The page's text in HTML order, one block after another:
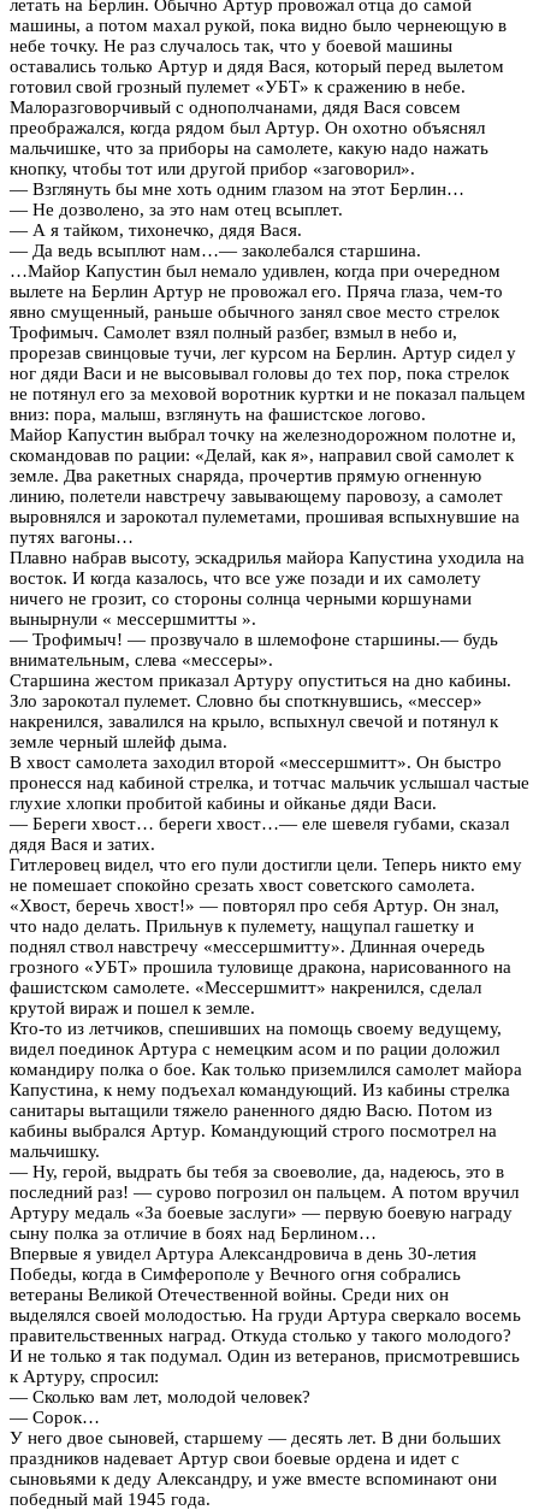
летать на Берлин. Обычно Артур провожал отца до самой
машины, а потом махал рукой, пока видно было чернеющую в
небе точку. Не раз случалось так, что у боевой машины
оставались только Артур и дядя Вася, который перед вылетом
готовил свой грозный пулемет «УБТ» к сражению в небе.
Малоразговорчивый с однополчанами, дядя Вася совсем
преображался, когда рядом был Артур. Он охотно объяснял
мальчишке, что за приборы на самолете, какую надо нажать
кнопку, чтобы тот или другой прибор «заговорил».
— Взглянуть бы мне хоть одним глазом на этот Берлин…
— Не дозволено, за это нам отец всыплет.
— А я тайком, тихонечко, дядя Вася.
— Да ведь всыплют нам…— заколебался старшина.
…Майор Капустин был немало удивлен, когда при очередном
вылете на Берлин Артур не провожал его. Пряча глаза, чем-то
явно смущенный, раньше обычного занял свое место стрелок
Трофимыч. Самолет взял полный разбег, взмыл в небо и,
прорезав свинцовые тучи, лег курсом на Берлин. Артур сидел у
ног дяди Васи и не высовывал головы до тех пор, пока стрелок
не потянул его за меховой воротник куртки и не показал пальцем
вниз: пора, малыш, взглянуть на фашистское логово.
Майор Капустин выбрал точку на железнодорожном полотне и,
скомандовав по рации: «Делай, как я», направил свой самолет к
земле. Два ракетных снаряда, прочертив прямую огненную
линию, полетели навстречу завывающему паровозу, а самолет
выровнялся и зарокотал пулеметами, прошивая вспыхнувшие на
путях вагоны…
Плавно набрав высоту, эскадрилья майора Капустина уходила на
восток. И когда казалось, что все уже позади и их самолету
ничего не грозит, со стороны солнца черными коршунами
вынырнули « мессершмитты ».
— Трофимыч! — прозвучало в шлемофоне старшины.— будь
внимательным, слева «мессеры».
Старшина жестом приказал Артуру опуститься на дно кабины.
Зло зарокотал пулемет. Словно бы споткнувшись, «мессер»
накренился, завалился на крыло, вспыхнул свечой и потянул к
земле черный шлейф дыма.
В хвост самолета заходил второй «мессершмитт». Он быстро
пронесся над кабиной стрелка, и тотчас мальчик услышал частые
глухие хлопки пробитой кабины и ойканье дяди Васи.
— Береги хвост… береги хвост…— еле шевеля губами, сказал
дядя Вася и затих.
Гитлеровец видел, что его пули достигли цели. Теперь никто ему
не помешает спокойно срезать хвост советского самолета.
«Хвост, беречь хвост!» — повторял про себя Артур. Он знал,
что надо делать. Прильнув к пулемету, нащупал гашетку и
поднял ствол навстречу «мессершмитту». Длинная очередь
грозного «УБТ» прошила туловище дракона, нарисованного на
фашистском самолете. «Мессершмитт» накренился, сделал
крутой вираж и пошел к земле.
Кто-то из летчиков, спешивших на помощь своему ведущему,
видел поединок Артура с немецким асом и по рации доложил
командиру полка о бое. Как только приземлился самолет майора
Капустина, к нему подъехал командующий. Из кабины стрелка
санитары вытащили тяжело раненного дядю Васю. Потом из
кабины выбрался Артур. Командующий строго посмотрел на
мальчишку.
— Ну, герой, выдрать бы тебя за своеволие, да, надеюсь, это в
последний раз! — сурово погрозил он пальцем. А потом вручил
Артуру медаль «За боевые заслуги» — первую боевую награду
сыну полка за отличие в боях над Берлином…
Впервые я увидел Артура Александровича в день 30-летия
Победы, когда в Симферополе у Вечного огня собрались
ветераны Великой Отечественной войны. Среди них он
выделялся своей молодостью. На груди Артура сверкало восемь
правительственных наград. Откуда столько у такого молодого?
И не только я так подумал. Один из ветеранов, присмотревшись
к Артуру, спросил:
— Сколько вам лет, молодой человек?
— Сорок…
У него двое сыновей, старшему — десять лет. В дни больших
праздников надевает Артур свои боевые ордена и идет с
сыновьями к деду Александру, и уже вместе вспоминают они
победный май 1945 года.